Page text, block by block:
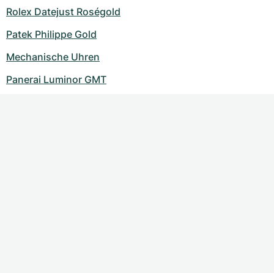
Rolex Datejust Roségold
Patek Philippe Gold
Mechanische Uhren
Panerai Luminor GMT